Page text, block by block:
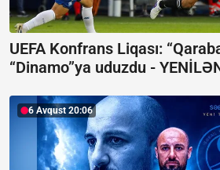
UEFA Konfrans Liqası:
“Dinamo”ya uduzdu -
6 Avqust 20:06